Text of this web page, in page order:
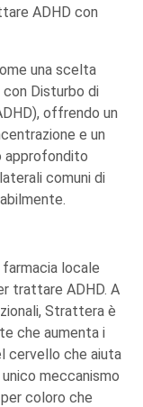
ADHD con
una scelta
Disturbo di
offrendo un
e un
approfondito
comuni di
locale
trattare ADHD. A
Strattera è
che aumenta i
cervello che aiuta
meccanismo
coloro che